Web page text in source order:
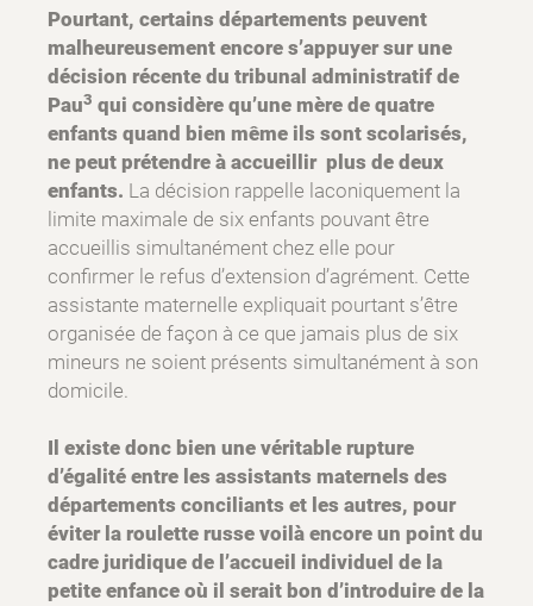
Pourtant, certains départements peuvent
malheureusement encore s’appuyer sur une
décision récente du tribunal administratif de
Pau3 qui considère qu’une mère de quatre
enfants quand bien même ils sont scolarisés,
ne peut prétendre à accueillir plus de deux
enfants. La décision rappelle laconiquement la
limite maximale de six enfants pouvant être
accueillis simultanément chez elle pour
confirmer le refus d’extension d’agrément. Cette
assistante maternelle expliquait pourtant s’être
organisée de façon à ce que jamais plus de six
mineurs ne soient présents simultanément à son
domicile.
Il existe donc bien une véritable rupture
d’égalité entre les assistants maternels des
départements conciliants et les autres, pour
éviter la roulette russe voilà encore un point du
cadre juridique de l’accueil individuel de la
petite enfance où il serait bon d’introduire de la